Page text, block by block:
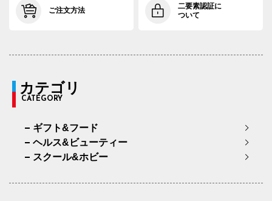
ご注文方法
二要素認証に
ついて
カテゴリ
CATEGORY
ギフト&フード
ヘルス&ビューティー
スクール&ホビー